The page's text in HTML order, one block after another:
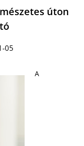
úton
05
A